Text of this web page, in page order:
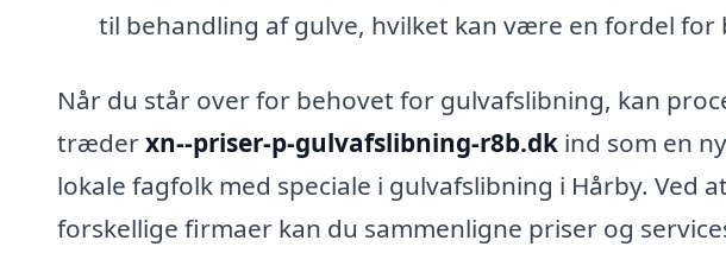
til behandling af gulve, hvilket kan være en fordel for
Når du står over for behovet for gulvafslibning, kan
træderxn--priser-p-gulvafslibning-r8b.dk ind som en
lokale fagfolk med speciale i gulvafslibning i Hårby. Ved
forskellige firmaer kan du sammenligne priser og